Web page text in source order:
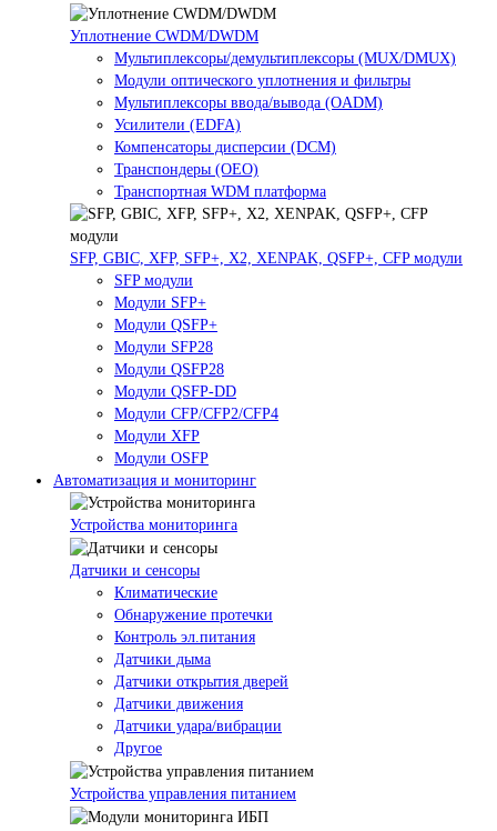
Уплотнение CWDM/DWDM
Мультиплексоры/демультиплексоры (MUX/DMUX)
Модули оптического уплотнения и фильтры
Мультиплексоры ввода/вывода (OADM)
Усилители (EDFA)
Компенсаторы дисперсии (DCM)
Транспондеры (OEO)
Транспортная WDM платформа
SFP, GBIC, XFP, SFP+, X2, XENPAK, QSFP+, CFP модули
SFP модули
Модули SFP+
Модули QSFP+
Модули SFP28
Модули QSFP28
Модули QSFP-DD
Модули CFP/CFP2/CFP4
Модули XFP
Модули OSFP
Автоматизация и мониторинг
Устройства мониторинга
Датчики и сенсоры
Климатические
Обнаружение протечки
Контроль эл.питания
Датчики дыма
Датчики открытия дверей
Датчики движения
Датчики удара/вибрации
Другое
Устройства управления питанием